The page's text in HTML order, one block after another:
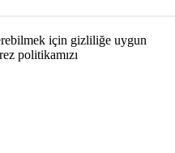
için gizliliğe uygun
politikamızı